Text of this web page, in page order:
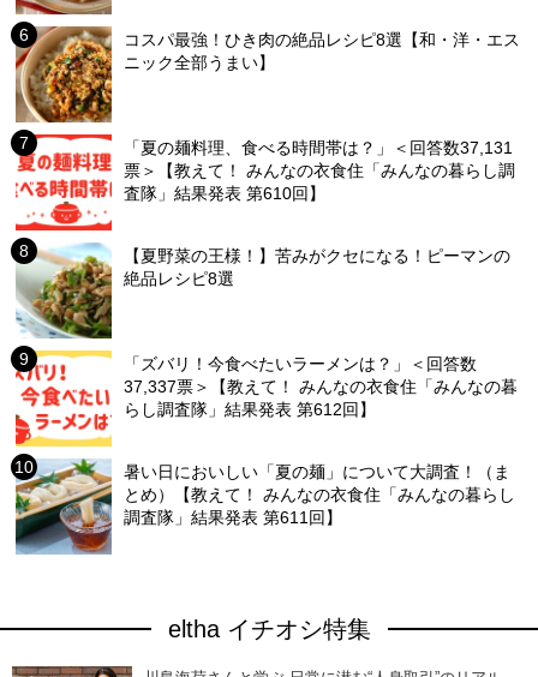
コスパ最強！ひき肉の絶品レシピ8選【和・洋・エス
ニック全部うまい】
「夏の麺料理、食べる時間帯は？」＜回答数37,131
票＞【教えて！ みんなの衣食住「みんなの暮らし調
査隊」結果発表 第610回】
【夏野菜の王様！】苦みがクセになる！ピーマンの
絶品レシピ8選
「ズバリ！今食べたいラーメンは？」＜回答数
37,337票＞【教えて！ みんなの衣食住「みんなの暮
らし調査隊」結果発表 第612回】
暑い日においしい「夏の麺」について大調査！（ま
とめ）【教えて！ みんなの衣食住「みんなの暮らし
調査隊」結果発表 第611回】
eltha イチオシ特集